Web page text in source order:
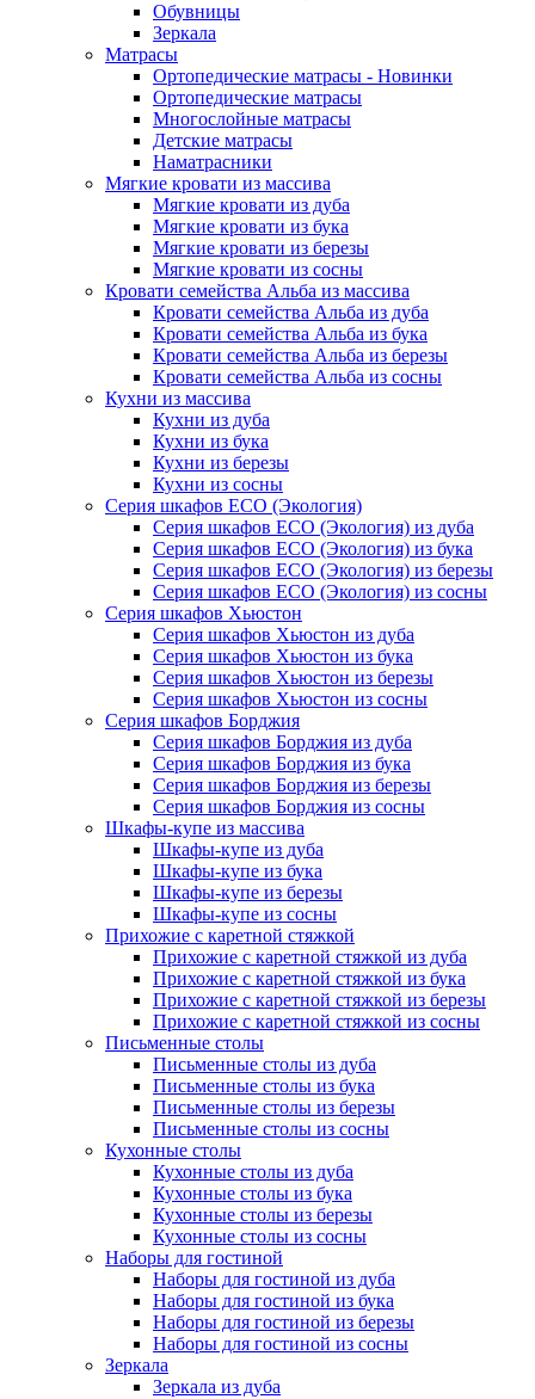
Обувницы
Зеркала
Матрасы
Ортопедические матрасы - Новинки
Ортопедические матрасы
Многослойные матрасы
Детские матрасы
Наматрасники
Мягкие кровати из массива
Мягкие кровати из дуба
Мягкие кровати из бука
Мягкие кровати из березы
Мягкие кровати из сосны
Кровати семейства Альба из массива
Кровати семейства Альба из дуба
Кровати семейства Альба из бука
Кровати семейства Альба из березы
Кровати семейства Альба из сосны
Кухни из массива
Кухни из дуба
Кухни из бука
Кухни из березы
Кухни из сосны
Серия шкафов ECO (Экология)
Серия шкафов ECO (Экология) из дуба
Серия шкафов ECO (Экология) из бука
Серия шкафов ECO (Экология) из березы
Серия шкафов ECO (Экология) из сосны
Серия шкафов Хьюстон
Серия шкафов Хьюстон из дуба
Серия шкафов Хьюстон из бука
Серия шкафов Хьюстон из березы
Серия шкафов Хьюстон из сосны
Серия шкафов Борджия
Серия шкафов Борджия из дуба
Серия шкафов Борджия из бука
Серия шкафов Борджия из березы
Серия шкафов Борджия из сосны
Шкафы-купе из массива
Шкафы-купе из дуба
Шкафы-купе из бука
Шкафы-купе из березы
Шкафы-купе из сосны
Прихожие с каретной стяжкой
Прихожие с каретной стяжкой из дуба
Прихожие с каретной стяжкой из бука
Прихожие с каретной стяжкой из березы
Прихожие с каретной стяжкой из сосны
Письменные столы
Письменные столы из дуба
Письменные столы из бука
Письменные столы из березы
Письменные столы из сосны
Кухонные столы
Кухонные столы из дуба
Кухонные столы из бука
Кухонные столы из березы
Кухонные столы из сосны
Наборы для гостиной
Наборы для гостиной из дуба
Наборы для гостиной из бука
Наборы для гостиной из березы
Наборы для гостиной из сосны
Зеркала
Зеркала из дуба